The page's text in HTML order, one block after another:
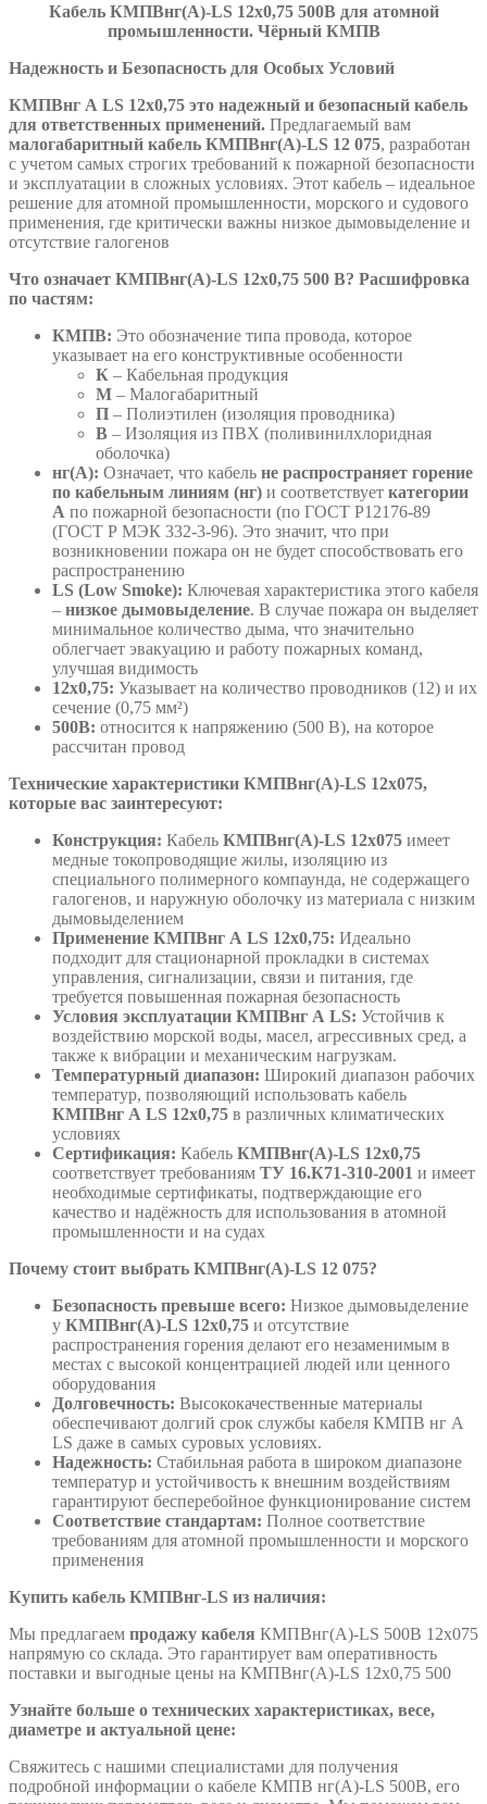
Кабель КМПВнг(А)-LS 12х0,75 500В для атомной
промышленности. Чёрный КМПВ
Надежность и Безопасность для Особых Условий
КМПВнг А LS 12х0,75 это надежный и безопасный кабель
для ответственных применений. Предлагаемый вам
малогабаритный кабель КМПВнг(А)-LS 12 075, разработан
с учетом самых строгих требований к пожарной безопасности
и эксплуатации в сложных условиях. Этот кабель – идеальное
решение для атомной промышленности, морского и судового
применения, где критически важны низкое дымовыделение и
отсутствие галогенов
Что означает КМПВнг(А)-LS 12х0,75 500 В? Расшифровка
по частям:
КМПВ: Это обозначение типа провода, которое
указывает на его конструктивные особенности
К – Кабельная продукция
М – Малогабаритный
П – Полиэтилен (изоляция проводника)
В – Изоляция из ПВХ (поливинилхлоридная
оболочка)
нг(А): Означает, что кабель не распространяет горение
по кабельным линиям (нг) и соответствует категории
А по пожарной безопасности (по ГОСТ Р12176-89
(ГОСТ Р МЭК 332-3-96). Это значит, что при
возникновении пожара он не будет способствовать его
распространению
LS (Low Smoke): Ключевая характеристика этого кабеля
– низкое дымовыделение. В случае пожара он выделяет
минимальное количество дыма, что значительно
облегчает эвакуацию и работу пожарных команд,
улучшая видимость
12х0,75: Указывает на количество проводников (12) и их
сечение (0,75 мм²)
500В: относится к напряжению (500 В), на которое
рассчитан провод
Технические характеристики КМПВнг(А)-LS 12х075,
которые вас заинтересуют:
Конструкция: Кабель КМПВнг(А)-LS 12х075 имеет
медные токопроводящие жилы, изоляцию из
специального полимерного компаунда, не содержащего
галогенов, и наружную оболочку из материала с низким
дымовыделением
Применение КМПВнг А LS 12х0,75: Идеально
подходит для стационарной прокладки в системах
управления, сигнализации, связи и питания, где
требуется повышенная пожарная безопасность
Условия эксплуатации КМПВнг А LS: Устойчив к
воздействию морской воды, масел, агрессивных сред, а
также к вибрации и механическим нагрузкам.
Температурный диапазон: Широкий диапазон рабочих
температур, позволяющий использовать кабель
КМПВнг А LS 12х0,75 в различных климатических
условиях
Сертификация: Кабель КМПВнг(А)-LS 12х0,75
соответствует требованиям ТУ 16.К71-310-2001 и имеет
необходимые сертификаты, подтверждающие его
качество и надёжность для использования в атомной
промышленности и на судах
Почему стоит выбрать КМПВнг(А)-LS 12 075?
Безопасность превыше всего: Низкое дымовыделение
у КМПВнг(А)-LS 12х0,75 и отсутствие
распространения горения делают его незаменимым в
местах с высокой концентрацией людей или ценного
оборудования
Долговечность: Высококачественные материалы
обеспечивают долгий срок службы кабеля КМПВ нг А
LS даже в самых суровых условиях.
Надежность: Стабильная работа в широком диапазоне
температур и устойчивость к внешним воздействиям
гарантируют бесперебойное функционирование систем
Соответствие стандартам: Полное соответствие
требованиям для атомной промышленности и морского
применения
Купить кабель КМПВнг-LS из наличия:
Мы предлагаем продажу кабеля КМПВнг(А)-LS 500В 12х075
напрямую со склада. Это гарантирует вам оперативность
поставки и выгодные цены на КМПВнг(А)-LS 12х0,75 500
Узнайте больше о технических характеристиках, весе,
диаметре и актуальной цене:
Свяжитесь с нашими специалистами для получения
подробной информации о кабеле КМПВ нг(А)-LS 500В, его